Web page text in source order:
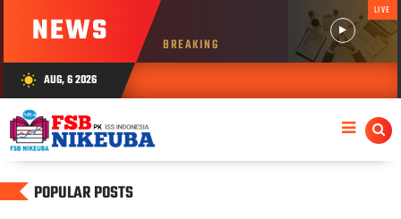
NEWS BREAKING
LIVE
wb_sunny AUG, 6 2026
POPULAR POSTS